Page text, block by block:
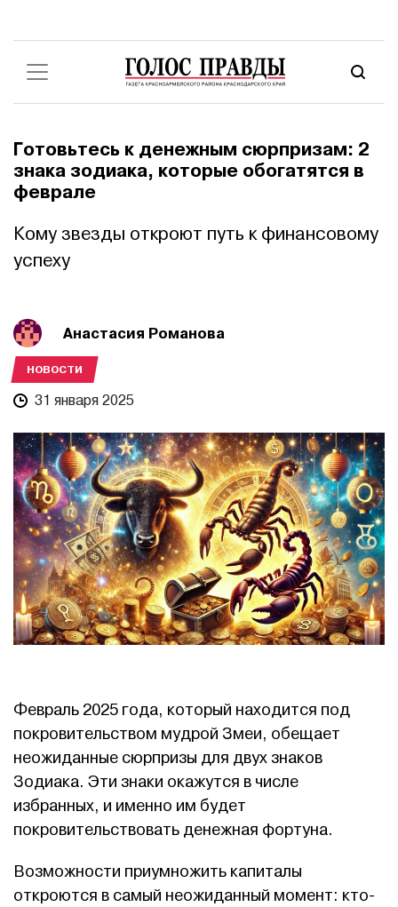
Готовьтесь к денежным сюрпризам: 2
знака зодиака, которые обогатятся в
феврале
Кому звезды откроют путь к финансовому
успеху
Анастасия Романова
НОВОСТИ
31 января 2025
Февраль 2025 года, который находится под
покровительством мудрой Змеи, обещает
неожиданные сюрпризы для двух знаков
Зодиака. Эти знаки окажутся в числе
избранных, и именно им будет
покровительствовать денежная фортуна.
Возможности приумножить капиталы
откроются в самый неожиданный момент: кто-